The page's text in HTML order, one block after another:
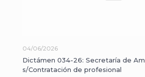
04/06/2026
Dictámen 034-26: Secretaría de
s/Contratación de profesional